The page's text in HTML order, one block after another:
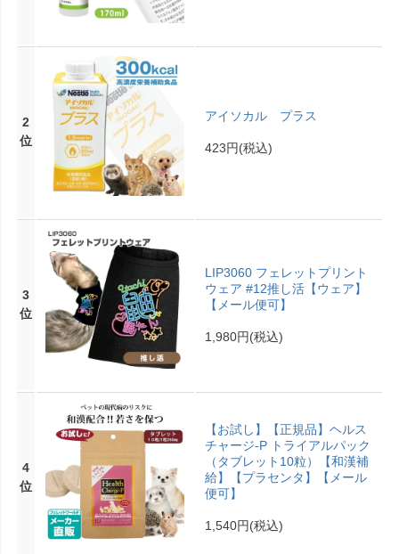
2
位
アイソカル プラス
423円(税込)
3
位
LIP3060 フェレットプリント
ウェア #12推し活【ウェア】
【メール便可】
1,980円(税込)
4
位
【お試し】【正規品】ヘルス
チャージ-P トライアルパック
（タブレット10粒）【和漢補
給】【プラセンタ】【メール
便可】
1,540円(税込)